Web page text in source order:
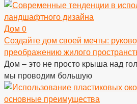
Дом 0
Создайте дом своей мечты:
преображению жилого
Дом – это не просто крыша над
мы проводим большую